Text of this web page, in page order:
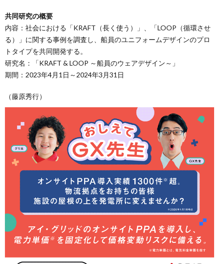
共同研究の概要
内容：社会における「KRAFT（長く使う）」、「LOOP（循環させ
る）」に関する事例を調査し、船員のユニフォームデザインのプロ
トタイプを共同開発する。
研究名：「KRAFT & LOOP ～船員のウェアデザイン～」
期間：2023年4月1日～2024年3月31日
（藤原秀行）